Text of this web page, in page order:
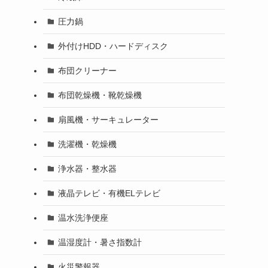
圧力鍋
外付けHDD・ハードディスク
布団クリーナー
布団乾燥機・靴乾燥機
扇風機・サーキュレーター
洗濯機・乾燥機
浄水器・整水器
液晶テレビ・有機ELテレビ
温水洗浄便座
温湿度計・暑さ指数計